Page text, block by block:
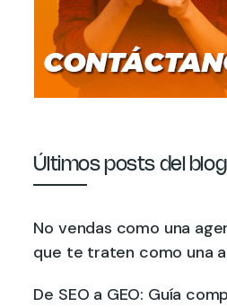
Últimos posts del blog
No vendas como una
que te traten como una
De SEO a GEO: Guía